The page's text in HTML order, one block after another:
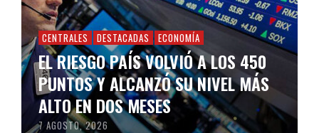
CENTRALES DESTACADAS ECONOMÍA
EL RIESGO PAÍS VOLVIÓ A LOS 450
PUNTOS Y ALCANZÓ SU NIVEL MÁS
ALTO EN DOS MESES
7 AGOSTO, 2026